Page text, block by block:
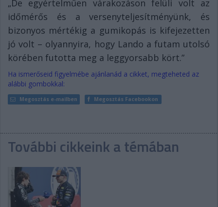
„De egyértelműen várakozáson felüli volt az
időmérős és a versenyteljesítményünk, és
bizonyos mértékig a gumikopás is kifejezetten
jó volt – olyannyira, hogy Lando a futam utolsó
körében futotta meg a leggyorsabb kört.”
Ha ismerőseid figyelmébe ajánlanád a cikket, megteheted az
alábbi gombokkal:
Megosztás e-mailben Megosztás Facebookon
További cikkeink a témában